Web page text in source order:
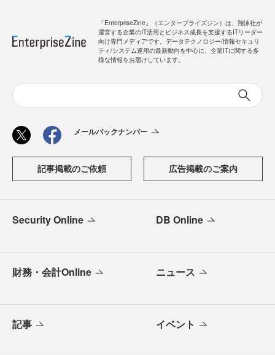
「EnterpriseZine」（エンタープライズジン）は、翔泳社が
運営する企業のIT活用とビジネス成長を支援するITリーダー
向け専門メディアです。データテクノロジー/情報セキュリ
ティ/システム運用の最新動向を中心に、企業ITに関する多
様な情報をお届けしています。
メールバックナンバー
記事掲載のご依頼 広告掲載のご案内
Security Online DB Online
財務・会計Online ニュース
記事 イベント